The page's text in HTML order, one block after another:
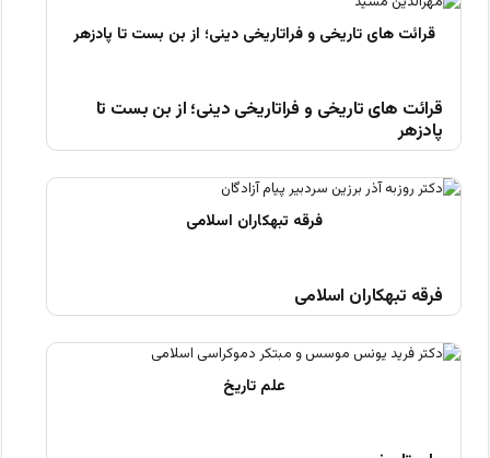
قرائت های تاریخی و فراتاریخی دینی؛ از بن بست تا
پادزهر
فرقه تبهکاران اسلامی